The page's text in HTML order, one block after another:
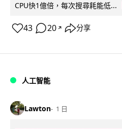
CPU快1億倍，每次搜尋耗能低...
43 20 ↗ 分享
人工智能
Lawton 1 日